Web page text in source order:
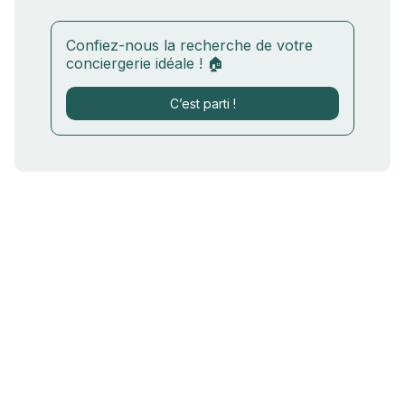
Confiez-nous la recherche de votre
conciergerie idéale ! 🏠
C’est parti !